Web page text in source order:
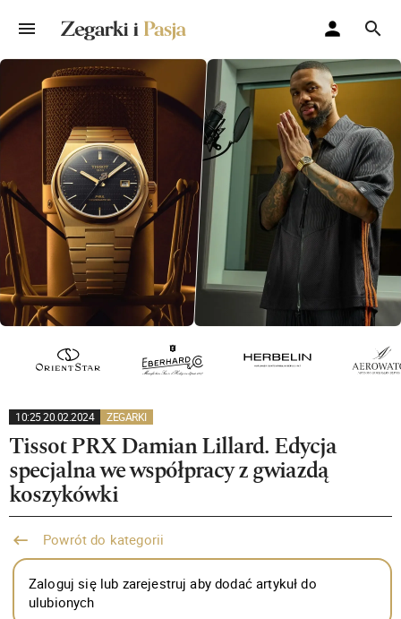
10:25 20.02.2024 ZEGARKI
Tissot PRX Damian Lillard. Edycja
specjalna we współpracy z gwiazdą
koszykówki
Powrót do kategorii
Zaloguj się lub zarejestruj aby dodać artykuł do
ulubionych